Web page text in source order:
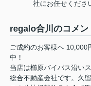
社にお任せくださ
regalo合川のコメン
ご成約のお客様へ 10,000
中！
当店は櫛原バイパス沿い
総合不動産会社です。久